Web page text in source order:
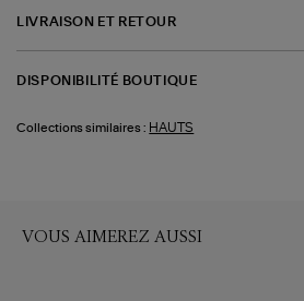
LIVRAISON ET RETOUR
DISPONIBILITÉ BOUTIQUE
Collections similaires : HAUTS
VOUS AIMEREZ AUSSI